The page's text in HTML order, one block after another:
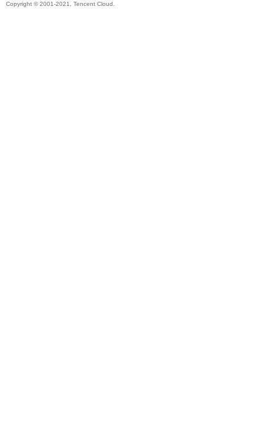
Copyright © 2001-2021, Tencent Cloud.